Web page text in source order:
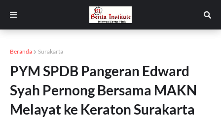
Beranda Surakarta
PYM SPDB Pangeran Edward
Syah Pernong Bersama MAKN
Melayat ke Keraton Surakarta